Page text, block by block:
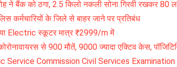
ने बैंक को ठगा, 2.5 किलो नकली सोना गिरवी रखकर 80
कर्मचारियों के जिले से बाहर जाने पर प्रतिबंध
Electric स्कूटर मात्र ₹2999/m में
से 900 मौतें, 9000 ज्यादा एक्टिव केस,
Service Commission Civil Services